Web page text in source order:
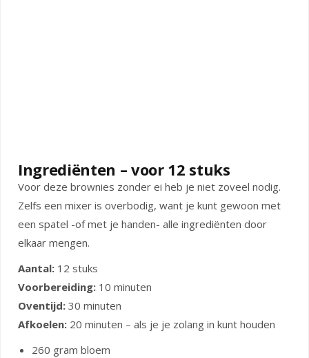
Ingrediënten – voor 12 stuks
Voor deze brownies zonder ei heb je niet zoveel nodig.
Zelfs een mixer is overbodig, want je kunt gewoon met
een spatel -of met je handen- alle ingrediënten door
elkaar mengen.
Aantal: 12 stuks
Voorbereiding: 10 minuten
Oventijd: 30 minuten
Afkoelen: 20 minuten – als je je zolang in kunt houden
260 gram bloem